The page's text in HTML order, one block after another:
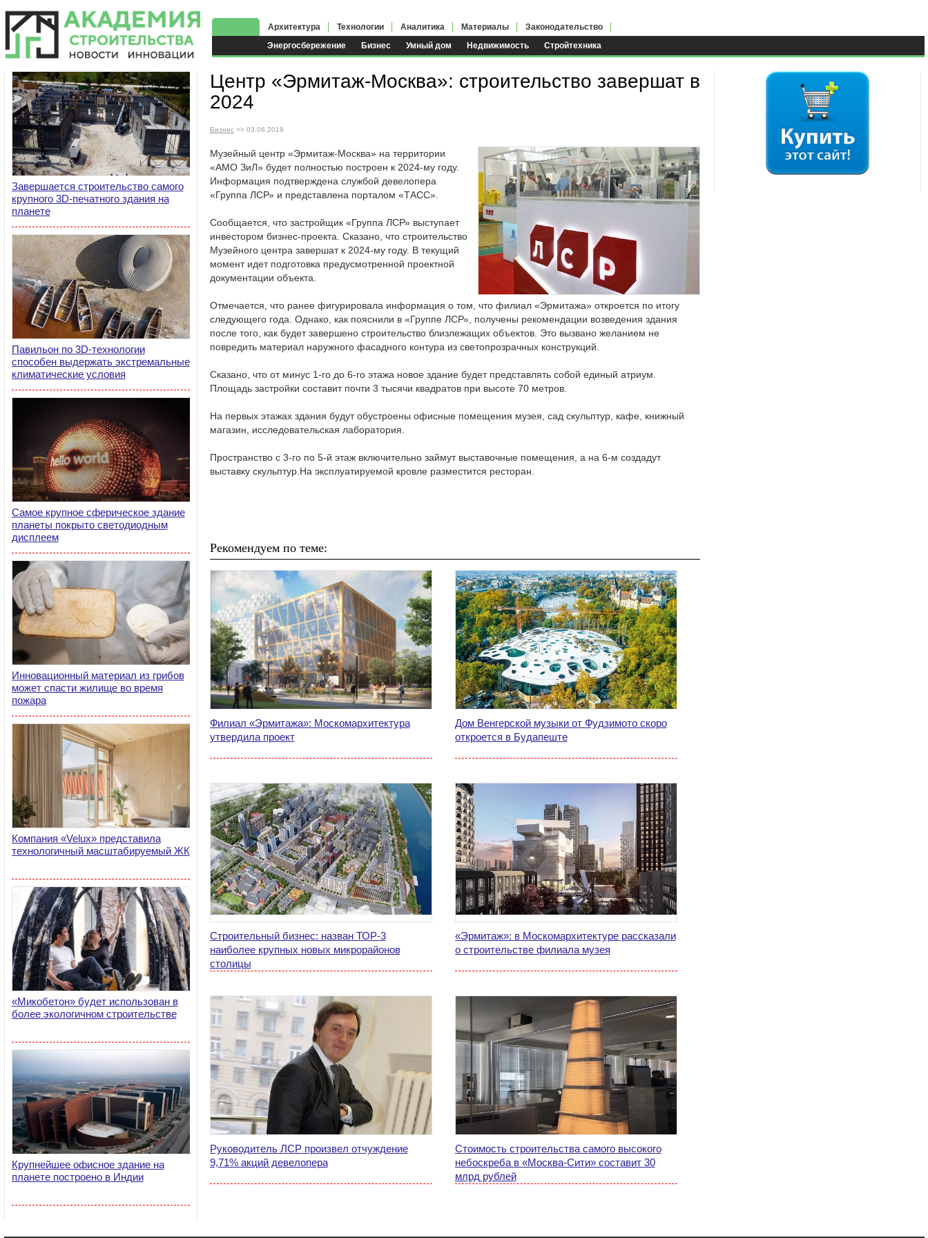
Энергосбережение Бизнес Умный дом Недвижимость
Стройтехника
Архитектура Технологии Аналитика Материалы Законодательство
Завершается строительство самого
крупного 3D-печатного здания на
планете
Павильон по 3D-технологии
способен выдержать экстремальные
климатические условия
Самое крупное сферическое здание
планеты покрыто светодиодным
дисплеем
Инновационный материал из грибов
может спасти жилище во время
пожара
Компания «Velux» представила
технологичный масштабируемый ЖК
«Микобетон» будет использован в
более экологичном строительстве
Крупнейшее офисное здание на
планете построено в Индии
Центр «Эрмитаж-Москва»: строительство завершат в
2024
Бизнес>> 03.06.2019
Музейный центр «Эрмитаж-Москва» на территории
«АМО ЗиЛ» будет полностью построен к 2024-му году.
Информация подтверждена службой девелопера
«Группа ЛСР» и представлена порталом «ТАСС».
Сообщается, что застройщик «Группа ЛСР» выступает
инвестором бизнес-проекта. Сказано, что строительство
Музейного центра завершат к 2024-му году. В текущий
момент идет подготовка предусмотренной проектной
документации объекта.
Отмечается, что ранее фигурировала информация о том, что филиал «Эрмитажа» откроется по итогу
следующего года. Однако, как пояснили в «Группе ЛСР», получены рекомендации возведения здания
после того, как будет завершено строительство близлежащих объектов. Это вызвано желанием не
повредить материал наружного фасадного контура из светопрозрачных конструкций.
Сказано, что от минус 1-го до 6-го этажа новое здание будет представлять собой единый атриум.
Площадь застройки составит почти 3 тысячи квадратов при высоте 70 метров.
На первых этажах здания будут обустроены офисные помещения музея, сад скульптур, кафе, книжный
магазин, исследовательская лаборатория.
Пространство с 3-го по 5-й этаж включительно займут выставочные помещения, а на 6-м создадут
выставку скульптур.На эксплуатируемой кровле разместится ресторан.
Рекомендуем по теме:
Филиал «Эрмитажа»: Москомархитектура
утвердила проект
Дом Венгерской музыки от Фудзимото скоро
откроется в Будапеште
Строительный бизнес: назван ТОР-3
наиболее крупных новых микрорайонов
столицы
«Эрмитаж»: в Москомархитектуре рассказали
о строительстве филиала музея
Руководитель ЛСР произвел отчуждение
9,71% акций девелопера
Стоимость строительства самого высокого
небоскреба в «Москва-Сити» составит 30
млрд рублей